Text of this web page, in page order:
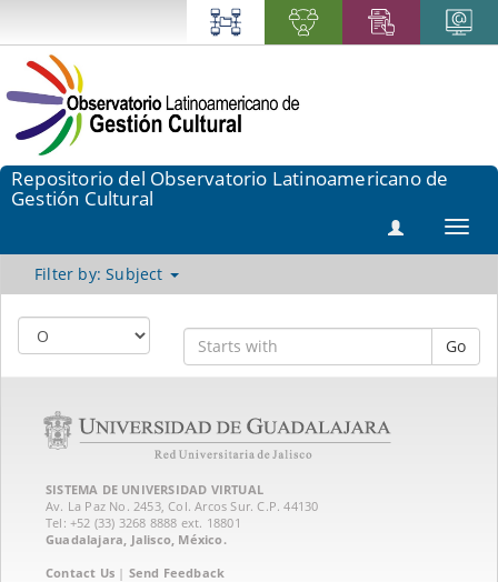
Repositorio del Observatorio Latinoamericano de
Gestión Cultural
Filter by: Subject
Go
SISTEMA DE UNIVERSIDAD VIRTUAL
Av. La Paz No. 2453, Col. Arcos Sur. C.P. 44130
Tel: +52 (33) 3268 8888‏ ext. 18801
Guadalajara, Jalisco, México.
Contact Us | Send Feedback